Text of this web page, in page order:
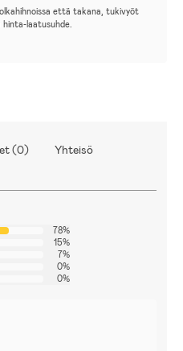
että takana, tukivyöt
laatusuhde.
(0) Yhteisö
78%
15%
7%
0%
0%